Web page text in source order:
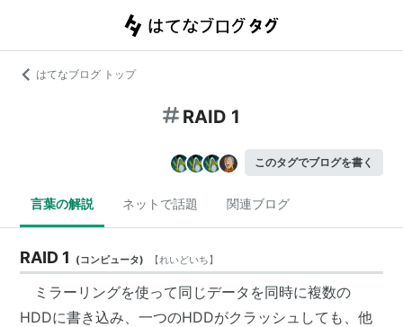
はてなブログ トップ
RAID 1
このタグでブログを書く
言葉の解説 ネットで話題 関連ブログ
RAID 1 (コンピュータ) 【れいどいち】
ミラーリングを使って同じデータを同時に複数の
HDDに書き込み、一つのHDDがクラッシュしても、他